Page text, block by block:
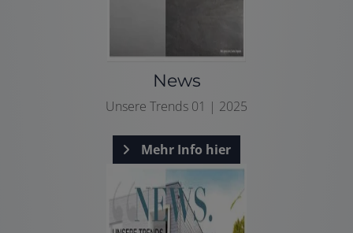
News
Unsere Trends 01 | 2025
Mehr Info hier